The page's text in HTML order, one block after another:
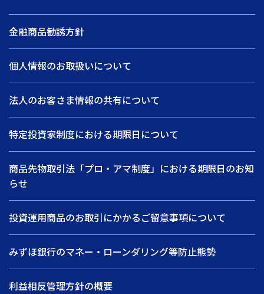
金融商品勧誘方針
個人情報のお取扱いについて
法人のお客さま情報の共有について
特定投資家制度における期限日について
商品先物取引法「プロ・アマ制度」における期限日のお知
らせ
投資運用商品のお取引にかかるご留意事項について
みずほ銀行のマネー・ローンダリング等防止態勢
利益相反管理方針の概要